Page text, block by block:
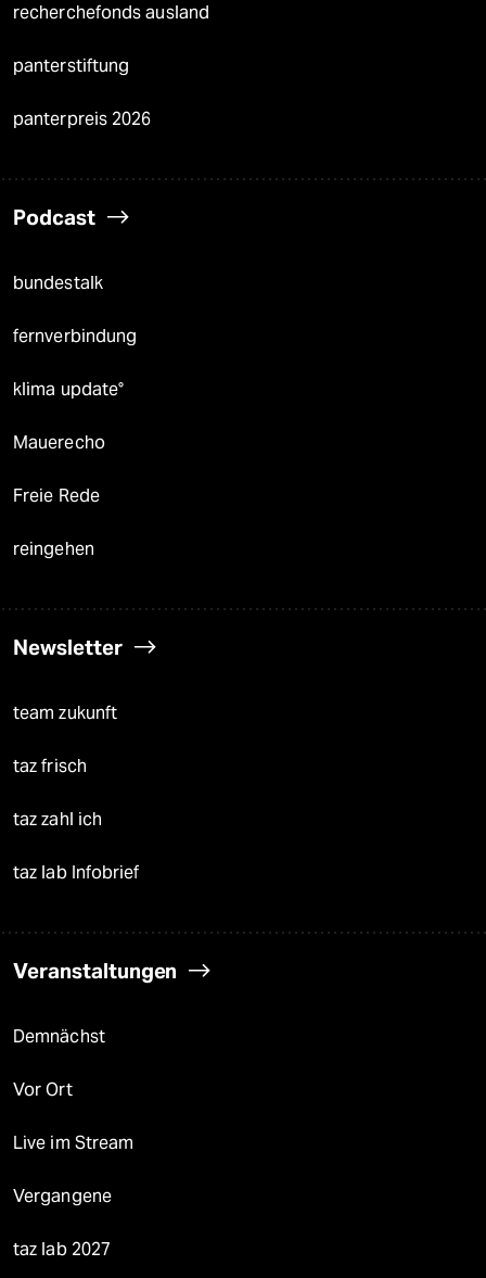
recherchefonds ausland
panterstiftung
panterpreis 2026
Podcast
bundestalk
fernverbindung
klima update°
Mauerecho
Freie Rede
reingehen
Newsletter
team zukunft
taz frisch
taz zahl ich
taz lab Infobrief
Veranstaltungen
Demnächst
Vor Ort
Live im Stream
Vergangene
taz lab 2027